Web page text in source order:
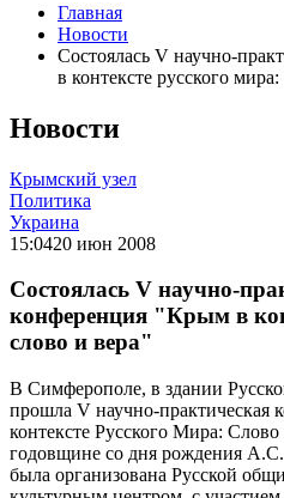
Главная
Новости
Состоялась V научно-
в контексте русского
Новости
Крымский узел
Политика
Украина
15:0420 июн 2008
Состоялась V научно-
конференция "Крым в
слово и вера"
В Симферополе, в здании
прошла V научно-практическая
контексте Русского Мира:
годовщине со дня рождения
была организована Русской